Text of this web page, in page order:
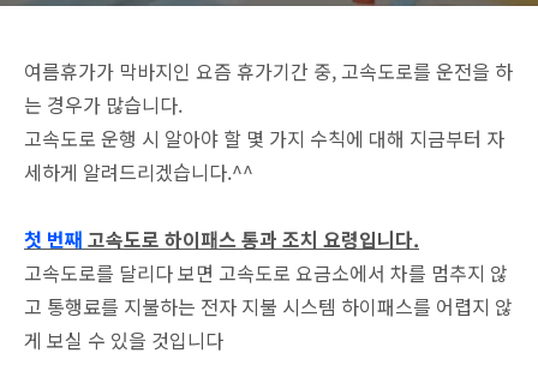
여름휴가가 막바지인 요즘 휴가기간 중, 고속도로를 운전을 하
는 경우가 많습니다.
고속도로 운행 시 알아야 할 몇 가지 수칙에 대해 지금부터 자
세하게 알려드리겠습니다.^^
첫 번째 고속도로 하이패스 통과 조치 요령입니다.
고속도로를 달리다 보면 고속도로 요금소에서 차를 멈추지 않
고 통행료를 지불하는 전자 지불 시스템 하이패스를 어렵지 않
게 보실 수 있을 것입니다